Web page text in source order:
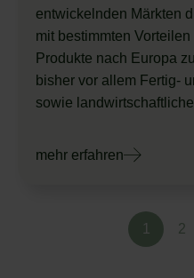
entwickelnden Märkten
mit bestimmten
Produkte nach Europa
bisher vor allem Fertig-
sowie
mehr erfahren
1 2